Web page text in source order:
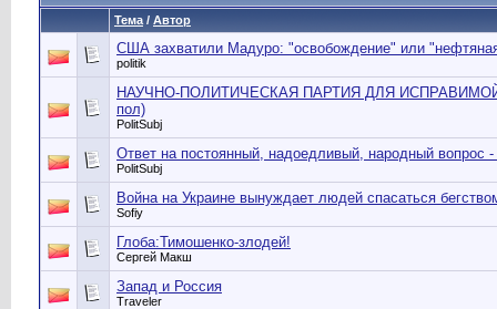
Тема / Автор
США захватили Мадуро: "освобождение" или
politik
НАУЧНО-ПОЛИТИЧЕСКАЯ ПАРТИЯ ДЛЯ
пол)
PolitSubj
Ответ на постоянный, надоедливый, народный вопрос -
PolitSubj
Война на Украине вынуждает людей спасаться
Sofiy
Глоба:Тимошенко-злодей!
Сергей Макш
Запад и Россия
Traveler